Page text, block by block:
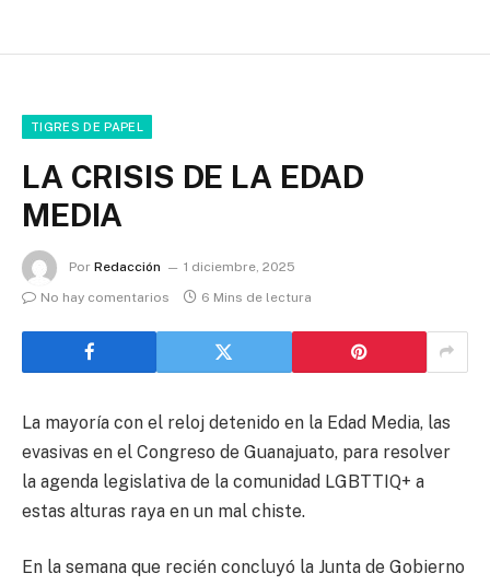
TIGRES DE PAPEL
LA CRISIS DE LA EDAD
MEDIA
Por Redacción
1 diciembre, 2025
No hay comentarios
6 Mins de lectura
La mayoría con el reloj detenido en la Edad Media, las
evasivas en el Congreso de Guanajuato, para resolver
la agenda legislativa de la comunidad LGBTTIQ+ a
estas alturas raya en un mal chiste.
En la semana que recién concluyó la Junta de Gobierno